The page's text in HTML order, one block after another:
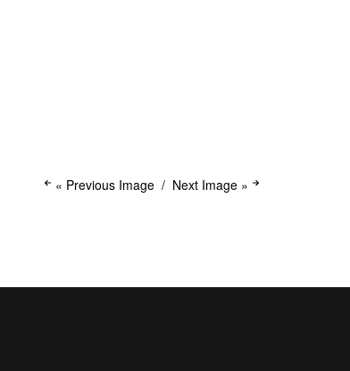
« Previous Image Next Image »